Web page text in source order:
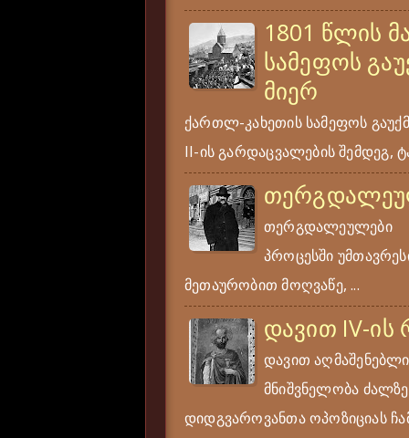
1801 წლის
სამეფოს
მიერ
ქართლ-კახეთის სამეფოს
II-ის გარდაცვალების შემდეგ,
თერგდალეულები
პროცესში
მეთაურობით მოღვაწე, ...
დავით IV-
დავით
მნიშვნელობა
დიდგვაროვანთა ოპოზიციას